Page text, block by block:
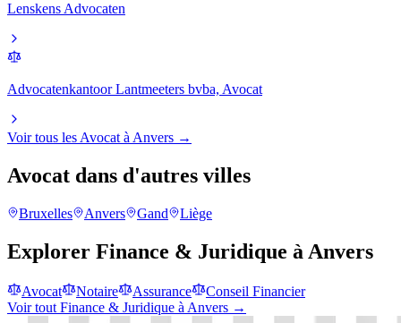
Lenskens Advocaten
Advocatenkantoor Lantmeeters bvba, Avocat
Voir tous les Avocat à Anvers →
Avocat dans d'autres villes
Bruxelles Anvers Gand Liège
Explorer Finance & Juridique à Anvers
Avocat Notaire Assurance
Conseil Financier
Voir tout Finance & Juridique à Anvers →